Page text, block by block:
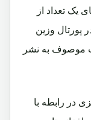
یک تعداد از
پورتال وزین
موصوف به نشر
در رابطه با